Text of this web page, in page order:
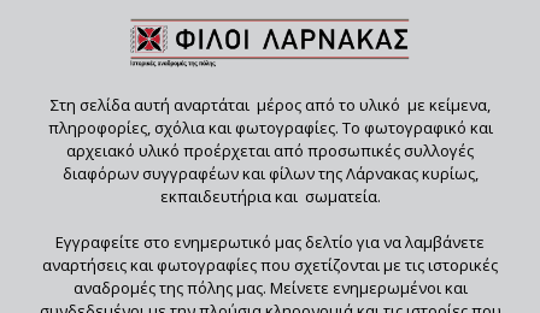
Στη σελίδα αυτή αναρτάται μέρος από το υλικό με κείμενα,
πληροφορίες, σχόλια και φωτογραφίες. Το φωτογραφικό και
αρχειακό υλικό προέρχεται από προσωπικές συλλογές
διαφόρων συγγραφέων και φίλων της Λάρνακας κυρίως,
εκπαιδευτήρια και σωματεία.
Εγγραφείτε στο ενημερωτικό μας δελτίο για να λαμβάνετε
αναρτήσεις και φωτογραφίες που σχετίζονται με τις ιστορικές
αναδρομές της πόλης μας. Μείνετε ενημερωμένοι και